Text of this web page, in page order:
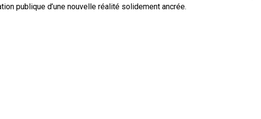
publique d’une nouvelle réalité solidement ancrée.